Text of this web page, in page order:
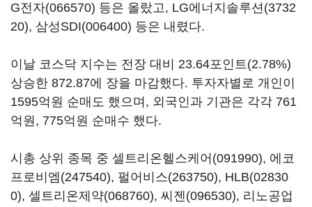
G전자(066570) 등은 올랐고, LG에너지솔루션(3732
20), 삼성SDI(006400) 등은 내렸다.
이날 코스닥 지수는 전장 대비 23.64포인트(2.78%)
상승한 872.87에 장을 마감했다. 투자자별로 개인이
1595억원 순매도 했으며, 외국인과 기관은 각각 761
억원, 775억원 순매수 했다.
시총 상위 종목 중 셀트리온헬스케어(091990), 에코
프로비엠(247540), 펄어비스(263750), HLB(02830
0), 셀트리온제약(068760), 씨젠(096530), 리노공업